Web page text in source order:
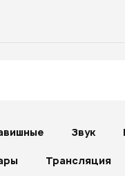
Звук
Трансляция